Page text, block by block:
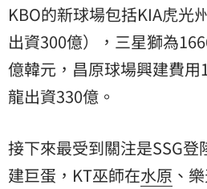
KBO的新球場包括KIA虎光
出資300億），三星獅為
億韓元，昌原球場興建費用
龍出資330億。
接下來最受到關注是SSG登
建巨蛋，KT巫師在水原 、